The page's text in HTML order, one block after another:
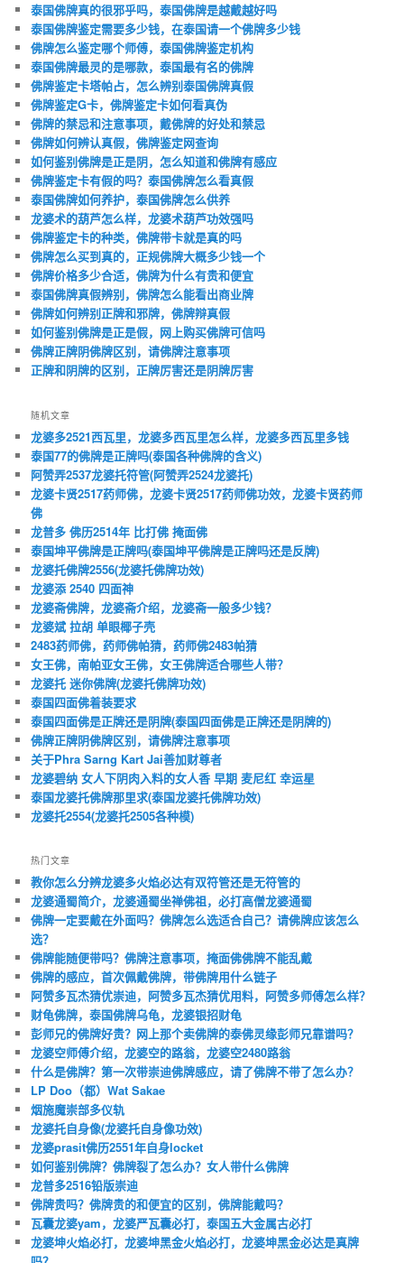
泰国佛牌真的很邪乎吗，泰国佛牌是越戴越好吗
泰国佛牌鉴定需要多少钱，在泰国请一个佛牌多少钱
佛牌怎么鉴定哪个师傅，泰国佛牌鉴定机构
泰国佛牌最灵的是哪款，泰国最有名的佛牌
佛牌鉴定卡塔帕占，怎么辨别泰国佛牌真假
佛牌鉴定G卡，佛牌鉴定卡如何看真伪
佛牌的禁忌和注意事项，戴佛牌的好处和禁忌
佛牌如何辨认真假，佛牌鉴定网查询
如何鉴别佛牌是正是阴，怎么知道和佛牌有感应
佛牌鉴定卡有假的吗？泰国佛牌怎么看真假
泰国佛牌如何养护，泰国佛牌怎么供养
龙婆术的葫芦怎么样，龙婆术葫芦功效强吗
佛牌鉴定卡的种类，佛牌带卡就是真的吗
佛牌怎么买到真的，正规佛牌大概多少钱一个
佛牌价格多少合适，佛牌为什么有贵和便宜
泰国佛牌真假辨别，佛牌怎么能看出商业牌
佛牌如何辨别正牌和邪牌，佛牌辩真假
如何鉴别佛牌是正是假，网上购买佛牌可信吗
佛牌正牌阴佛牌区别，请佛牌注意事项
正牌和阴牌的区别，正牌厉害还是阴牌厉害
随机文章
龙婆多2521西瓦里，龙婆多西瓦里怎么样，龙婆多西瓦里多钱
泰国77的佛牌是正牌吗(泰国各种佛牌的含义)
阿赞弄2537龙婆托符管(阿赞弄2524龙婆托)
龙婆卡贤2517药师佛，龙婆卡贤2517药师佛功效，龙婆卡贤药师
佛
龙普多 佛历2514年 比打佛 掩面佛
泰国坤平佛牌是正牌吗(泰国坤平佛牌是正牌吗还是反牌)
龙婆托佛牌2556(龙婆托佛牌功效)
龙婆添 2540 四面神
龙婆斋佛牌，龙婆斋介绍，龙婆斋一般多少钱？
龙婆斌 拉胡 单眼椰子壳
2483药师佛，药师佛帕猜，药师佛2483帕猜
女王佛，南帕亚女王佛，女王佛牌适合哪些人带？
龙婆托 迷你佛牌(龙婆托佛牌功效)
泰国四面佛着装要求
泰国四面佛是正牌还是阴牌(泰国四面佛是正牌还是阴牌的)
佛牌正牌阴佛牌区别，请佛牌注意事项
关于Phra Sarng Kart Jai善加财尊者
龙婆碧纳 女人下阴肉入料的女人香 早期 麦尼红 幸运星
泰国龙婆托佛牌那里求(泰国龙婆托佛牌功效)
龙婆托2554(龙婆托2505各种模)
热门文章
教你怎么分辨龙婆多火焰必达有双符管还是无符管的
龙婆通蜀简介，龙婆通蜀坐禅佛祖，必打高僧龙婆通蜀
佛牌一定要戴在外面吗？佛牌怎么选适合自己？请佛牌应该怎么
选？
佛牌能随便带吗？佛牌注意事项，掩面佛佛牌不能乱戴
佛牌的感应，首次佩戴佛牌，带佛牌用什么链子
阿赞多瓦杰猜优崇迪，阿赞多瓦杰猜优用料，阿赞多师傅怎么样？
财龟佛牌，泰国佛牌乌龟，龙婆银招财龟
彭师兄的佛牌好贵？网上那个卖佛牌的泰佛灵缘彭师兄靠谱吗？
龙婆空师傅介绍，龙婆空的路翁，龙婆空2480路翁
什么是佛牌？第一次带崇迪佛牌感应，请了佛牌不带了怎么办？
LP Doo（都）Wat Sakae
烟施魔崇部多仪轨
龙婆托自身像(龙婆托自身像功效)
龙婆prasit佛历2551年自身locket
如何鉴别佛牌？佛牌裂了怎么办？女人带什么佛牌
龙普多2516铅版崇迪
佛牌贵吗？佛牌贵的和便宜的区别，佛牌能戴吗？
瓦囊龙婆yam，龙婆严瓦囊必打，泰国五大金属古必打
龙婆坤火焰必打，龙婆坤黑金火焰必打，龙婆坤黑金必达是真牌